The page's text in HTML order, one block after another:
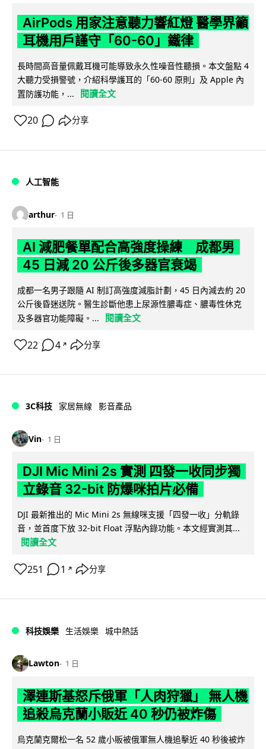
AirPods 用家注意聽力響紅燈 醫學界籲
耳機用戶謹守「60-60」鐵律
長時間高音量佩戴耳機可能導致永久性噪音性聽損。本文盤點 4
大聽力受損警號，介紹科學護耳的「60-60 原則」及 Apple 內
置防護功能，...
閱讀全文
20 分享
人工智能
arthur 1 日
AI 減肥餐單配合高強度操練 成都男
45 日減 20 公斤後多器官衰竭
成都一名男子跟隨 AI 制訂高強度減脂計劃，45 日內減去約 20
公斤後昏迷送院。醫生診斷他患上尿源性膿毒症、膿毒性休克
及多器官功能障礙。...
閱讀全文
22 4 ↗ 分享
3C科技 家居無線 影音產品
Vin 1 日
DJI Mic Mini 2s 實測 四發一收同步獨
立錄音 32-bit 防爆咪拍片必備
DJI 最新推出的 Mic Mini 2s 無線咪支援「四發一收」分軌錄
音，並首度下放 32-bit Float 浮點內錄功能。本文經實測其...
閱讀全文
251 1 ↗ 分享
科技娛樂 生活娛樂 城中熱話
Lawton 1 日
澤連斯基怒斥俄軍「人肉狩獵」 無人機
追殺烏克蘭小販近 40 秒仍被炸傷
烏克蘭克爾松一名 52 歲小販被俄軍無人機追擊近 40 秒後被炸